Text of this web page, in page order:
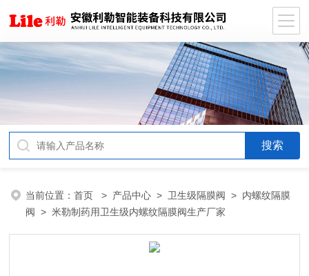
当前位置：首页 > 产品中心 > 卫生级隔膜阀 > 内螺纹隔膜
阀 > 米勒制药用卫生级内螺纹隔膜阀生产厂家